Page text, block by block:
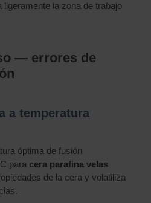
la zona de trabajo
— errores de
a temperatura
óptima de fusión
para cera parafina velas
de la cera y volatiliza